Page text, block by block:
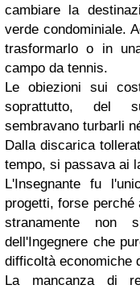
cambiare la
verde condominiale.
trasformarlo o in
campo da tennis.
Le obiezioni sui
soprattutto, del
sembravano turbarli
Dalla discarica
tempo, si passava ai
L'Insegnante fu
progetti, forse
stranamente non
dell'Ingegnere che
difficoltà economiche
La mancanza di